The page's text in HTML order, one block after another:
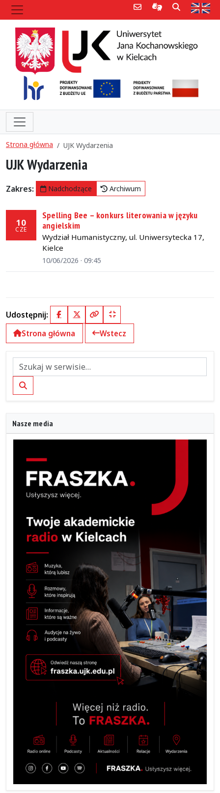
Poczta e-mailInformacje dla
Szukaj
Strona główna UJK Wydarzenia
UJK Wydarzenia
Zakres: Nadchodzące Archiwum
10
CZE
Spelling Bee – konkurs literowania w języku
angielskim
Wydział Humanistyczny, ul. Uniwersytecka 17,
Kielce
10/06/2026 · 09:45
Udostępnij: FacebookX (Twitter)
Kopiuj pełny link
Kopiuj krótki link
Strona główna
Wstecz
Szukaj
Nasze media